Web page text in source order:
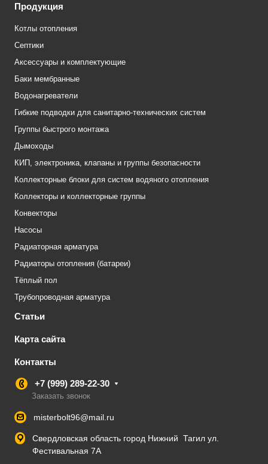
Продукция
Котлы отопления
Септики
Аксессуары и комплектующие
Баки мембранные
Водонагреватели
Гибкие подводки для санитарно-технических систем
Группы быстрого монтажа
Дымоходы
КИП, электроника, клапаны и группы безопасности
Коллекторные блоки для систем водяного отопления
Коллекторы и коллекторные группы
Конвекторы
Насосы
Радиаторная арматура
Радиаторы отопления (батареи)
Тёплый пол
Трубопроводная арматура
Статьи
Карта сайта
Контакты
+7 (999) 289-22-30
Заказать звонок
misterbolt96@mail.ru
Свердловская область город Нижний Тагил ул.
Фестивальная 7А